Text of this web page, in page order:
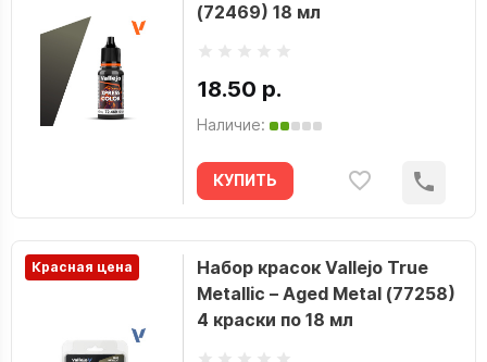
(72469) 18 мл
18.50 р.
Наличие:
КУПИТЬ
Красная цена
Набор красок Vallejo True
Metallic – Aged Metal (77258)
4 краски по 18 мл